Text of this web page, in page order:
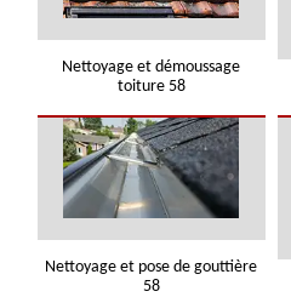
Nettoyage et démoussage
toiture 58
Nettoyage et pose de gouttière
58